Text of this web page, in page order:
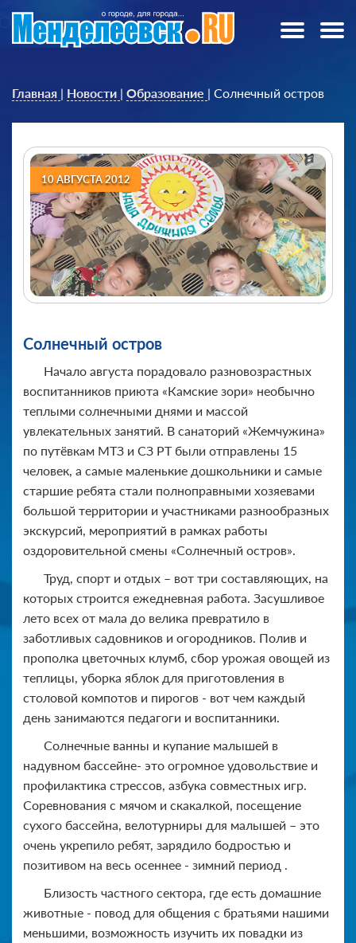
Главная | Новости | Образование | Солнечный остров
10 АВГУСТА 2012
Солнечный остров
Начало августа порадовало разновозрастных
воспитанников приюта «Камские зори» необычно
теплыми солнечными днями и массой
увлекательных занятий. В санаторий «Жемчужина»
по путёвкам МТЗ и СЗ РТ были отправлены 15
человек, а самые маленькие дошкольники и самые
старшие ребята стали полноправными хозяевами
большой территории и участниками разнообразных
экскурсий, мероприятий в рамках работы
оздоровительной смены «Солнечный остров».
Труд, спорт и отдых – вот три составляющих, на
которых строится ежедневная работа. Засушливое
лето всех от мала до велика превратило в
заботливых садовников и огородников. Полив и
прополка цветочных клумб, сбор урожая овощей из
теплицы, уборка яблок для приготовления в
столовой компотов и пирогов - вот чем каждый
день занимаются педагоги и воспитанники.
Солнечные ванны и купание малышей в
надувном бассейне- это огромное удовольствие и
профилактика стрессов, азбука совместных игр.
Соревнования с мячом и скакалкой, посещение
сухого бассейна, велотурниры для малышей – это
очень укрепило ребят, зарядило бодростью и
позитивом на весь осеннее - зимний период .
Близость частного сектора, где есть домашние
животные - повод для общения с братьями нашими
меньшими, возможность изучить их повадки из